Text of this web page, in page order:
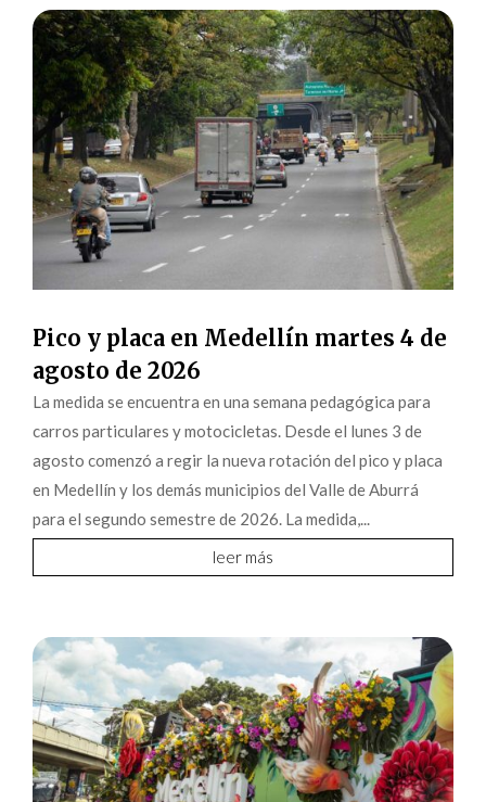
Pico y placa en Medellín martes 4 de
agosto de 2026
La medida se encuentra en una semana pedagógica para
carros particulares y motocicletas. Desde el lunes 3 de
agosto comenzó a regir la nueva rotación del pico y placa
en Medellín y los demás municipios del Valle de Aburrá
para el segundo semestre de 2026. La medida,...
leer más